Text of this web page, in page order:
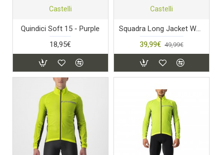
Castelli
Quindici Soft 15 - Purple
18,95€
Castelli
Squadra Long Jacket White
39,99€ 49,99€